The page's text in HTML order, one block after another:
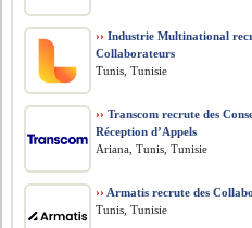
›› Industrie Multinational
Collaborateurs
Tunis, Tunisie
›› Transcom recrute des
Réception d’Appels
Ariana, Tunis, Tunisie
›› Armatis recrute des
Tunis, Tunisie